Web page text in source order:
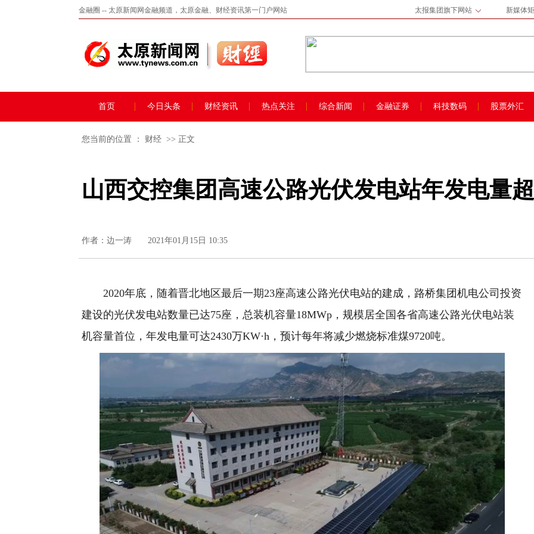
金融圈 -- 太原新闻网金融频道，太原金融、财经资讯第一门户网站 太报集团旗下网站 新媒体
首页 今日头条 财经资讯 热点关注 综合新闻 金融证券 科技数码 股票外汇
您当前的位置 ： 财经 >> 正文
山西交控集团高速公路光伏发电站年发电量
作者：边一涛 2021年01月15日 10:35
2020年底，随着晋北地区最后一期23座高速公路光伏电站的建成，路桥集团机电公司投资
建设的光伏发电站数量已达75座，总装机容量18MWp，规模居全国各省高速公路光伏电站装
机容量首位，年发电量可达2430万KW·h，预计每年将减少燃烧标准煤9720吨。